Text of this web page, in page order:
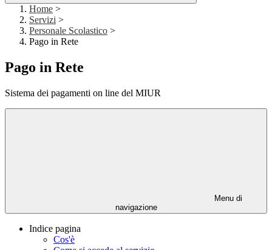
Home >
Servizi >
Personale Scolastico >
Pago in Rete
Pago in Rete
Sistema dei pagamenti on line del MIUR
Menu di
navigazione
Indice pagina
Cos'è